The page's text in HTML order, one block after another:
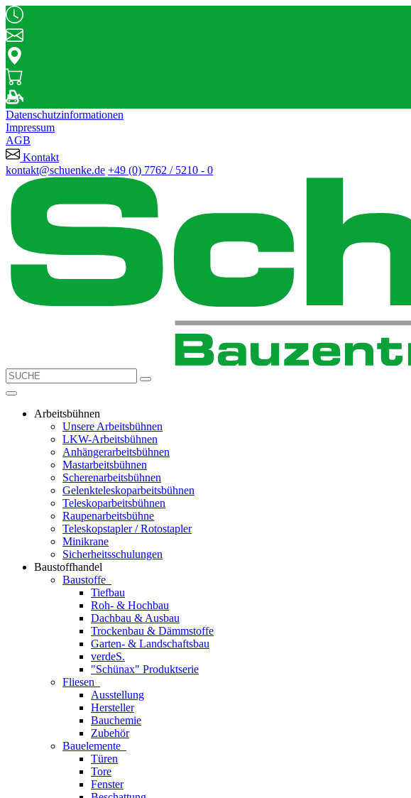
Datenschutzinformationen
Impressum
AGB
Kontakt
kontakt@schuenke.de +49 (0) 7762 / 5210 - 0
Arbeitsbühnen
Unsere Arbeitsbühnen
LKW-Arbeitsbühnen
Anhängerarbeitsbühnen
Mastarbeitsbühnen
Scherenarbeitsbühnen
Gelenkteleskoparbeitsbühnen
Teleskoparbeitsbühnen
Raupenarbeitsbühne
Teleskopstapler / Rotostapler
Minikrane
Sicherheitsschulungen
Baustoffhandel
Baustoffe
Tiefbau
Roh- & Hochbau
Dachbau & Ausbau
Trockenbau & Dämmstoffe
Garten- & Landschaftsbau
verdeS.
"Schünax" Produktserie
Fliesen
Ausstellung
Hersteller
Bauchemie
Zubehör
Bauelemente
Türen
Tore
Fenster